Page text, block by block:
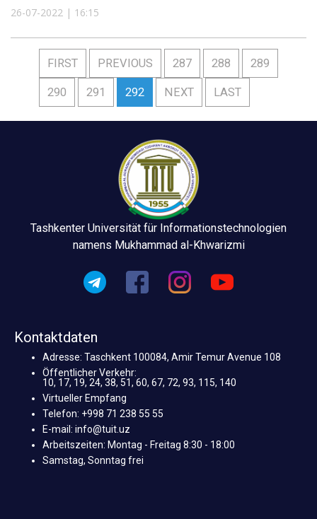
26-07-2022 | 16:15
FIRST PREVIOUS 287 288 289
290 291 292 NEXT LAST
Tashkenter Universität für Informationstechnologien
namens Mukhammad al-Khwarizmi
Kontaktdaten
Adresse: Taschkent 100084, Amir Temur Avenue 108
Öffentlicher Verkehr:
10, 17, 19, 24, 38, 51, 60, 67, 72, 93, 115, 140
Virtueller Empfang
Telefon: +998 71 238 55 55
E-mail: info@tuit.uz
Arbeitszeiten: Montag - Freitag 8:30 - 18:00
Samstag, Sonntag frei